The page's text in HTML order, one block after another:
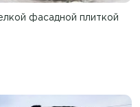
фасадной плиткой